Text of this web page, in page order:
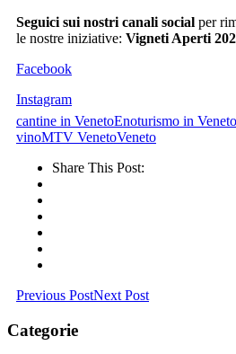
Seguici sui nostri canali social per
le nostre iniziative: Vigneti Aperti
Facebook
Instagram
cantine in VenetoEnoturismo in Veneto
vinoMTV VenetoVeneto
Share This Post:
Previous PostNext Post
Categorie